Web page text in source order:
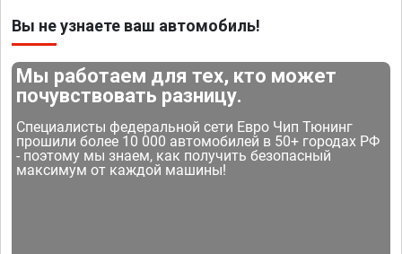
Вы не узнаете ваш автомобиль!
Мы работаем для тех, кто может
почувствовать разницу.
Специалисты федеральной сети Евро Чип Тюнинг
прошили более 10 000 автомобилей в 50+ городах РФ
- поэтому мы знаем, как получить безопасный
максимум от каждой машины!